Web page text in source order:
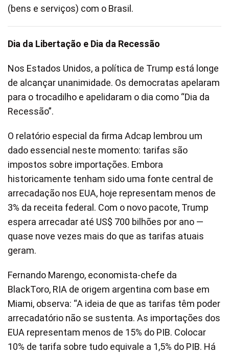
(bens e serviços) com o Brasil.
Dia da Libertação e Dia da Recessão
Nos Estados Unidos, a política de Trump está longe
de alcançar unanimidade. Os democratas apelaram
para o trocadilho e apelidaram o dia como “Dia da
Recessão”.
O relatório especial da firma Adcap lembrou um
dado essencial neste momento: tarifas são
impostos sobre importações. Embora
historicamente tenham sido uma fonte central de
arrecadação nos EUA, hoje representam menos de
3% da receita federal. Com o novo pacote, Trump
espera arrecadar até US$ 700 bilhões por ano —
quase nove vezes mais do que as tarifas atuais
geram.
Fernando Marengo, economista-chefe da
BlackToro, RIA de origem argentina com base em
Miami, observa: “A ideia de que as tarifas têm poder
arrecadatório não se sustenta. As importações dos
EUA representam menos de 15% do PIB. Colocar
10% de tarifa sobre tudo equivale a 1,5% do PIB. Há